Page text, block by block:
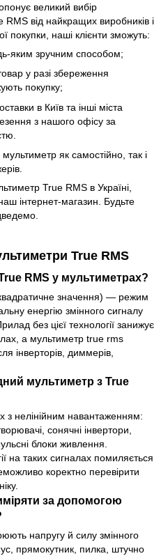
великий вибір
від найкращих виробників і
покупки, наші клієнти зможуть:
яким зручним способом;
у разі збереження
покупку;
в Київ та інші міста
з нашого офісу за
як самостійно, так і
True RMS в Україні,
інтернет-магазин. Будьте
True RMS
RMS у мультиметрах?
значення) — режим
енергію змінного сигналу
без цієї технології занижує
а мультиметр true rms
інверторів, диммерів,
мультиметр з True
з нелінійним навантаженням:
сонячні інвертори,
блоки живлення.
на таких сигналах помиляється
коректно перевірити
за допомогою
напругу й силу змінного
прямокутник, пилка, штучно